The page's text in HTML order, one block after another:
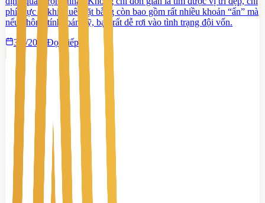
phí thực tế khi thuê mặt bằng còn bao gồm rất nhiều khoản “ẩn” mà
nếu không tính toán kỹ, bạn rất dễ rơi vào tình trạng đội vốn.
3/4/2026 Đọc tiếp